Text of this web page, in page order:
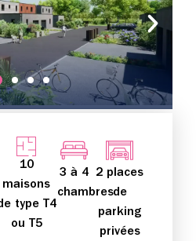
10
maisons
type T4
ou T5
3 à 4
chambres
2 places
de
parking
privées